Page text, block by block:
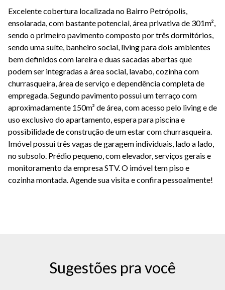
Excelente cobertura localizada no Bairro Petrópolis,
ensolarada, com bastante potencial, área privativa de 301m²,
sendo o primeiro pavimento composto por três dormitórios,
sendo uma suíte, banheiro social, living para dois ambientes
bem definidos com lareira e duas sacadas abertas que
podem ser integradas a área social, lavabo, cozinha com
churrasqueira, área de serviço e dependência completa de
empregada. Segundo pavimento possui um terraço com
aproximadamente 150m² de área, com acesso pelo living e de
uso exclusivo do apartamento, espera para piscina e
possibilidade de construção de um estar com churrasqueira.
Imóvel possui três vagas de garagem individuais, lado a lado,
no subsolo. Prédio pequeno, com elevador, serviços gerais e
monitoramento da empresa STV. O imóvel tem piso e
cozinha montada. Agende sua visita e confira pessoalmente!
Sugestões pra você